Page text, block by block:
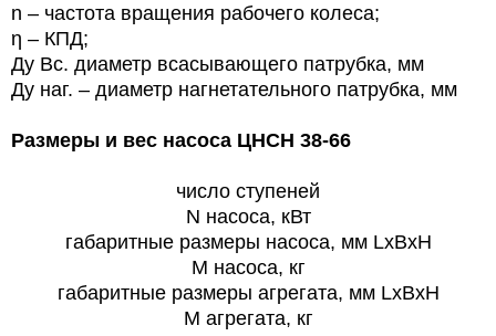
n – частота вращения рабочего колеса;
η – КПД;
Ду Вс. диаметр всасывающего патрубка, мм
Ду наг. – диаметр нагнетательного патрубка, мм
Размеры и вес насоса ЦНСН 38-66
число ступеней
N насоса, кВт
габаритные размеры насоса, мм LxBxH
М насоса, кг
габаритные размеры агрегата, мм LxBxH
M агрегата, кг